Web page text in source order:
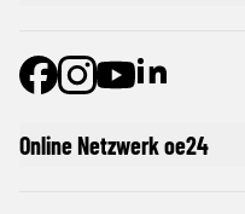
Online Netzwerk oe24